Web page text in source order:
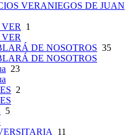
VERANIEGOS DE JUAN
1
DE NOSOTROS 35
DE NOSOTROS
23
2
5
11